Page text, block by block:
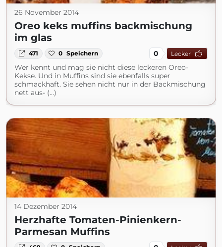
26 November 2014
Oreo keks muffins backmischung
im glas
471 0 Speichern 0 Lecker
Wer kennt und mag sie nicht diese leckeren Oreo-
Kekse. Und in Muffins sind sie ebenfalls super
schmackhaft. Sie sehen nicht nur in der Backmischung
nett aus- (...)
14 Dezember 2014
Herzhafte Tomaten-Pinienkern-
Parmesan Muffins